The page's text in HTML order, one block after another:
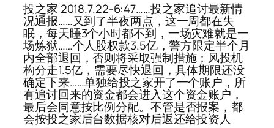
投之家 2018.7.22-6:47……投之家追讨最新情
况通报……又到了半夜两点，这一周都在失
眠，每天睡3个小时都不到，一场灾难就是一
场炼狱……个人股权款3.5亿，警方限定半个月
内全部退回，否则将采取强制措施；风投机
构分走1.5亿，需要尽快退回，具体期限还没
确定下来……单独给投之家开了一个账户，所
有追讨回来的资金都会进入这个资金账户，
最后会同意按比例分配。不管是否报案，都
会按投之家后台数据核对后返还给投资人